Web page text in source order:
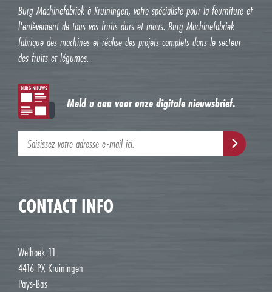
Burg Machinefabriek à Kruiningen, votre spécialiste pour la fourniture et
l'enlèvement de tous vos fruits durs et mous. Burg Machinefabriek
fabrique des machines et réalise des projets complets dans le secteur
des fruits et légumes.
Meld u aan voor onze digitale nieuwsbrief.
CONTACT INFO
Weihoek 11
4416 PX Kruiningen
Pays-Bas